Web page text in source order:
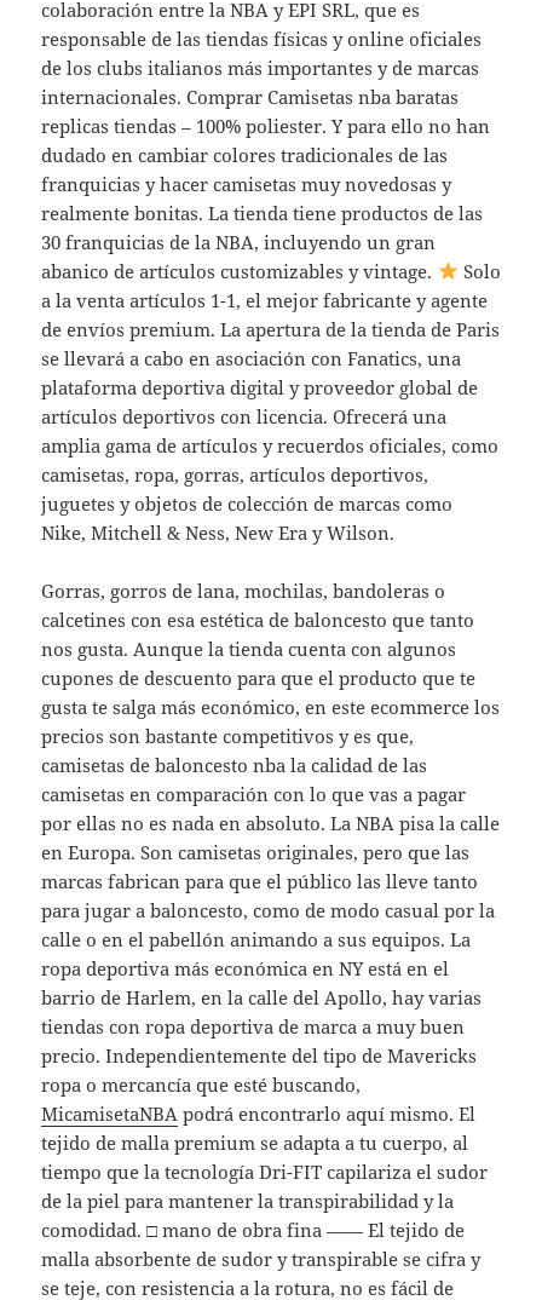
colaboración entre la NBA y EPI SRL, que es
responsable de las tiendas físicas y online oficiales
de los clubs italianos más importantes y de marcas
internacionales. Comprar Camisetas nba baratas
replicas tiendas – 100% poliester. Y para ello no han
dudado en cambiar colores tradicionales de las
franquicias y hacer camisetas muy novedosas y
realmente bonitas. La tienda tiene productos de las
30 franquicias de la NBA, incluyendo un gran
abanico de artículos customizables y vintage.
Solo
a la venta artículos 1-1, el mejor fabricante y agente
de envíos premium. La apertura de la tienda de Paris
se llevará a cabo en asociación con Fanatics, una
plataforma deportiva digital y proveedor global de
artículos deportivos con licencia. Ofrecerá una
amplia gama de artículos y recuerdos oficiales, como
camisetas, ropa, gorras, artículos deportivos,
juguetes y objetos de colección de marcas como
Nike, Mitchell & Ness, New Era y Wilson.
Gorras, gorros de lana, mochilas, bandoleras o
calcetines con esa estética de baloncesto que tanto
nos gusta. Aunque la tienda cuenta con algunos
cupones de descuento para que el producto que te
gusta te salga más económico, en este ecommerce los
precios son bastante competitivos y es que,
camisetas de baloncesto nba la calidad de las
camisetas en comparación con lo que vas a pagar
por ellas no es nada en absoluto. La NBA pisa la calle
en Europa. Son camisetas originales, pero que las
marcas fabrican para que el público las lleve tanto
para jugar a baloncesto, como de modo casual por la
calle o en el pabellón animando a sus equipos. La
ropa deportiva más económica en NY está en el
barrio de Harlem, en la calle del Apollo, hay varias
tiendas con ropa deportiva de marca a muy buen
precio. Independientemente del tipo de Mavericks
ropa o mercancía que esté buscando,
MicamisetaNBA podrá encontrarlo aquí mismo. El
tejido de malla premium se adapta a tu cuerpo, al
tiempo que la tecnología Dri-FIT capilariza el sudor
de la piel para mantener la transpirabilidad y la
comodidad. □ mano de obra fina —— El tejido de
malla absorbente de sudor y transpirable se cifra y
se teje, con resistencia a la rotura, no es fácil de